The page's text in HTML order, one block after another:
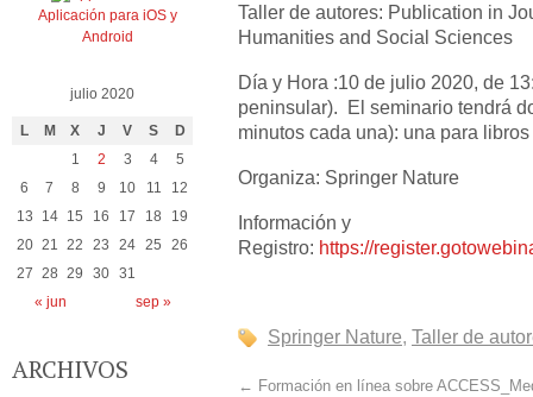
Taller de autores: Publication in
Humanities and Social Sciences
Día y Hora :10 de julio 2020, de
peninsular). El seminario tendrá
minutos cada una): una para
Organiza: Springer Nature
Información y
Registro: https://
Springer Nature, Taller de
← Formación en línea sobre
Aplicación para iOS y
Android
julio 2020
L M X J V S D
« jun sep »
1 2 3 4
5
6
7 8 9 10 11
12
13
14 15 16 17 18
19
20 21 22 23 24 25
26
27 28 29 30 31
ARCHIVOS